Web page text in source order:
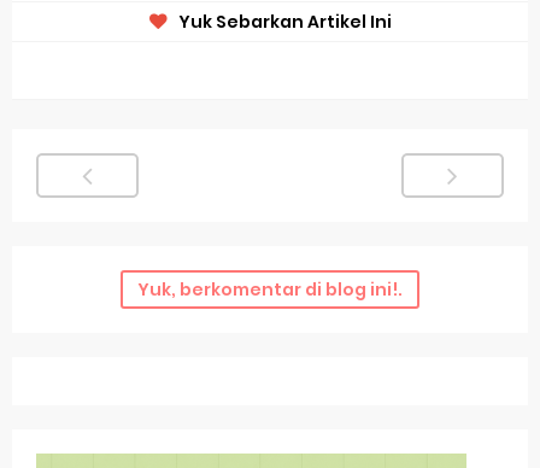
Yuk Sebarkan Artikel Ini
Yuk, berkomentar di blog ini!.